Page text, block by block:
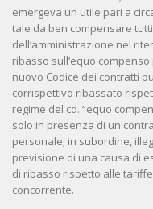
emergeva un utile pari a
tale da ben compensare
dell’amministrazione nel
ribasso sull’equo
nuovo Codice dei contratti
corrispettivo ribassato
regime del cd. “equo
solo in presenza di un
personale; in subordine,
previsione di una causa di
di ribasso rispetto alle
concorrente.